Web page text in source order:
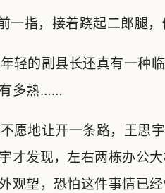
指，接着跷起二郎腿，
轻的副县长还真有一种
多熟……
愿地让开一条路，王思
才发现，左右两栋办公大
观望，恐怕这件事情已经